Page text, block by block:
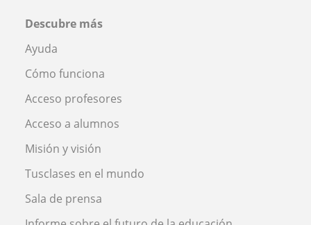
Descubre más
Ayuda
Cómo funciona
Acceso profesores
Acceso a alumnos
Misión y visión
Tusclases en el mundo
Sala de prensa